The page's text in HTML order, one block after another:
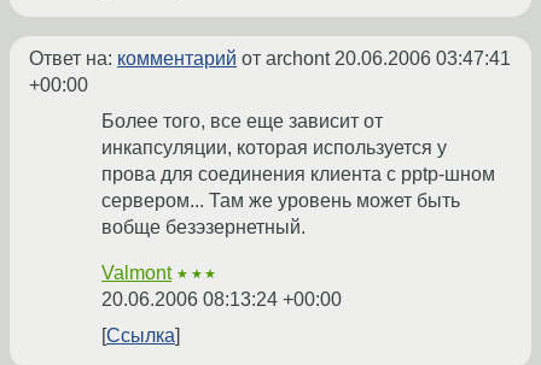
Ответ на: комментарий от archont20.06.2006 03:47:41
+00:00
Более того, все еще зависит от
инкапсуляции, которая используется у
прова для соединения клиента с pptp-шном
сервером... Там же уровень может быть
вобще безэзернетный.
Valmont ★★★
20.06.2006 08:13:24 +00:00
Ссылка